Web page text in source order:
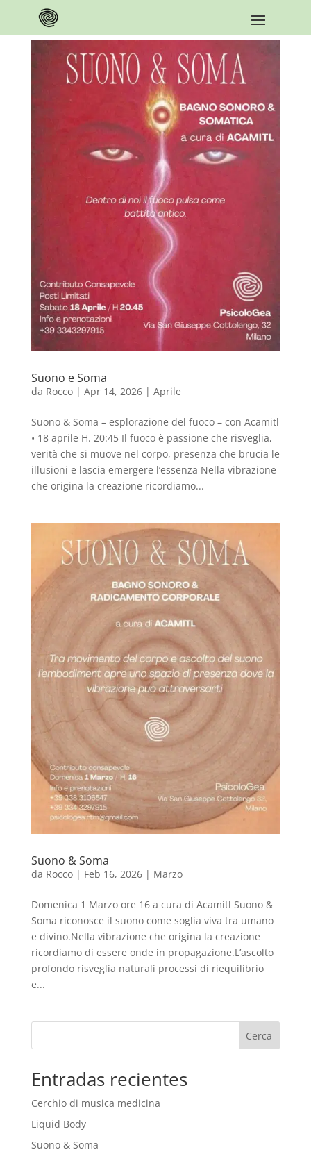
Suono e Soma
da Rocco| Apr 14, 2026| Aprile
Suono & Soma – esplorazione del fuoco – con Acamitl
• 18 aprile H. 20:45 Il fuoco è passione che risveglia,
verità che si muove nel corpo, presenza che brucia le
illusioni e lascia emergere l’essenza Nella vibrazione
che origina la creazione ricordiamo...
Suono & Soma
da Rocco| Feb 16, 2026| Marzo
Domenica 1 Marzo ore 16 a cura di Acamitl Suono &
Soma riconosce il suono come soglia viva tra umano
e divino.Nella vibrazione che origina la creazione
ricordiamo di essere onde in propagazione.L’ascolto
profondo risveglia naturali processi di riequilibrio
e...
Cerca
Entradas recientes
Cerchio di musica medicina
Liquid Body
Suono & Soma